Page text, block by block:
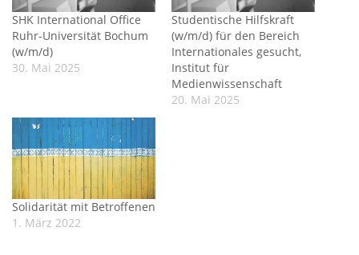
SHK International Office
Ruhr-Universität Bochum
(w/m/d)
30. Mai 2025
Studentische Hilfskraft
(w/m/d) für den Bereich
Internationales gesucht,
Institut für
Medienwissenschaft
20. Mai 2025
Solidarität mit Betroffenen
1. März 2022